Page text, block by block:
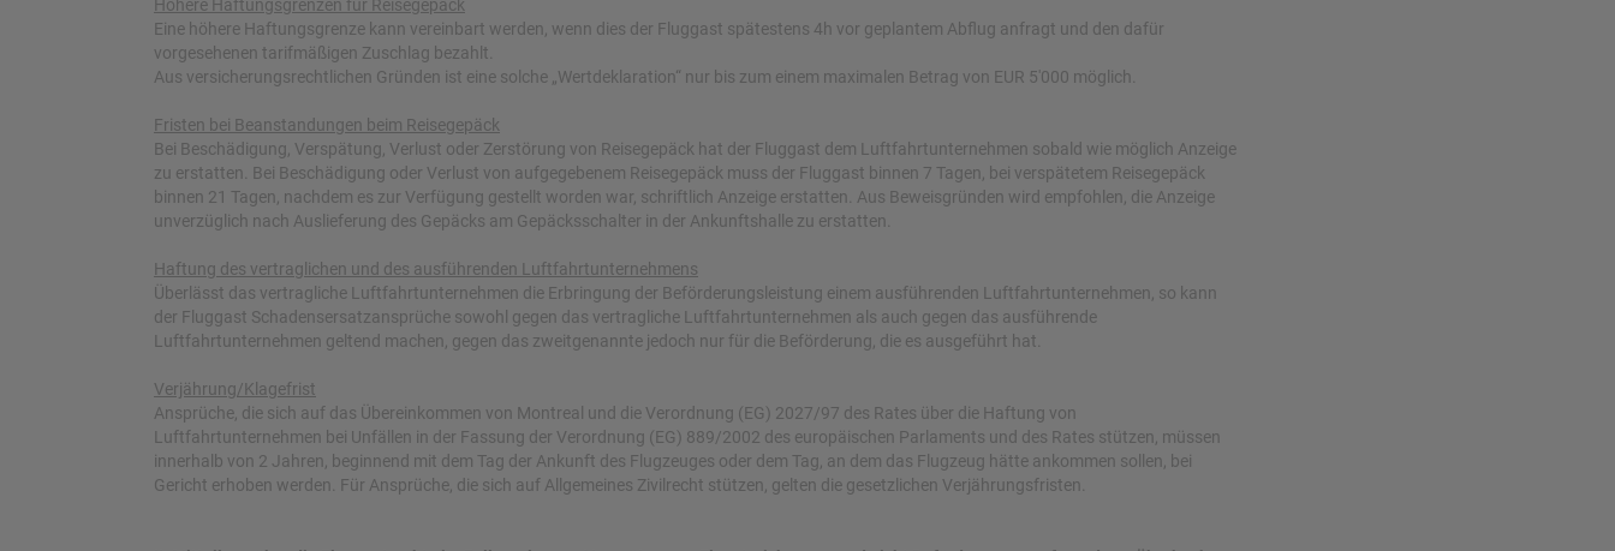
Höhere Haftungsgrenzen für Reisegepäck
Eine höhere Haftungsgrenze kann vereinbart werden, wenn dies der Fluggast spätestens 4h vor geplantem Abflug anfragt und den dafür
vorgesehenen tarifmäßigen Zuschlag bezahlt.
Aus versicherungsrechtlichen Gründen ist eine solche „Wertdeklaration“ nur bis zum einem maximalen Betrag von EUR 5'000 möglich.
Fristen bei Beanstandungen beim Reisegepäck
Bei Beschädigung, Verspätung, Verlust oder Zerstörung von Reisegepäck hat der Fluggast dem Luftfahrtunternehmen sobald wie möglich Anzeige
zu erstatten. Bei Beschädigung oder Verlust von aufgegebenem Reisegepäck muss der Fluggast binnen 7 Tagen, bei verspätetem Reisegepäck
binnen 21 Tagen, nachdem es zur Verfügung gestellt worden war, schriftlich Anzeige erstatten. Aus Beweisgründen wird empfohlen, die Anzeige
unverzüglich nach Auslieferung des Gepäcks am Gepäcksschalter in der Ankunftshalle zu erstatten.
Haftung des vertraglichen und des ausführenden Luftfahrtunternehmens
Überlässt das vertragliche Luftfahrtunternehmen die Erbringung der Beförderungsleistung einem ausführenden Luftfahrtunternehmen, so kann
der Fluggast Schadensersatzansprüche sowohl gegen das vertragliche Luftfahrtunternehmen als auch gegen das ausführende
Luftfahrtunternehmen geltend machen, gegen das zweitgenannte jedoch nur für die Beförderung, die es ausgeführt hat.
Verjährung/Klagefrist
Ansprüche, die sich auf das Übereinkommen von Montreal und die Verordnung (EG) 2027/97 des Rates über die Haftung von
Luftfahrtunternehmen bei Unfällen in der Fassung der Verordnung (EG) 889/2002 des europäischen Parlaments und des Rates stützen, müssen
innerhalb von 2 Jahren, beginnend mit dem Tag der Ankunft des Flugzeuges oder dem Tag, an dem das Flugzeug hätte ankommen sollen, bei
Gericht erhoben werden. Für Ansprüche, die sich auf Allgemeines Zivilrecht stützen, gelten die gesetzlichen Verjährungsfristen.